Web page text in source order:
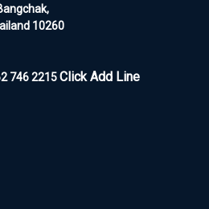
10260
746 2215Click Add Line